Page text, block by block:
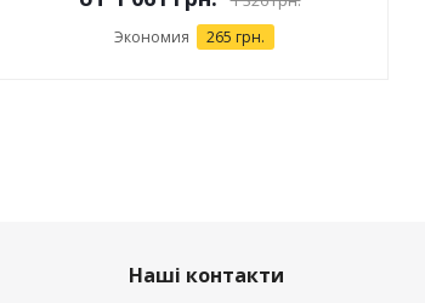
Экономия 265 грн.
Наші контакти